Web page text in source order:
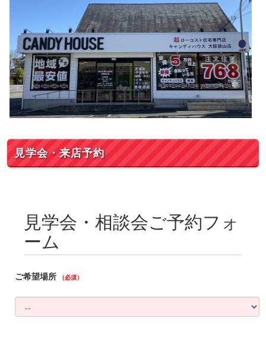
見学会・来店予約